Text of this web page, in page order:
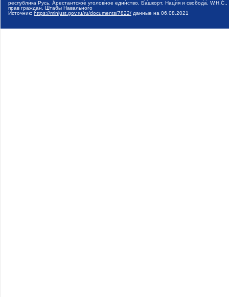
республика Русь, Арестантское уголовное единство, Башкорт, Нация и свобода,
прав граждан, Штабы Навального
Источник: https://minjust.gov.ru/ru/documents/7822/ данные на 06.08.2021